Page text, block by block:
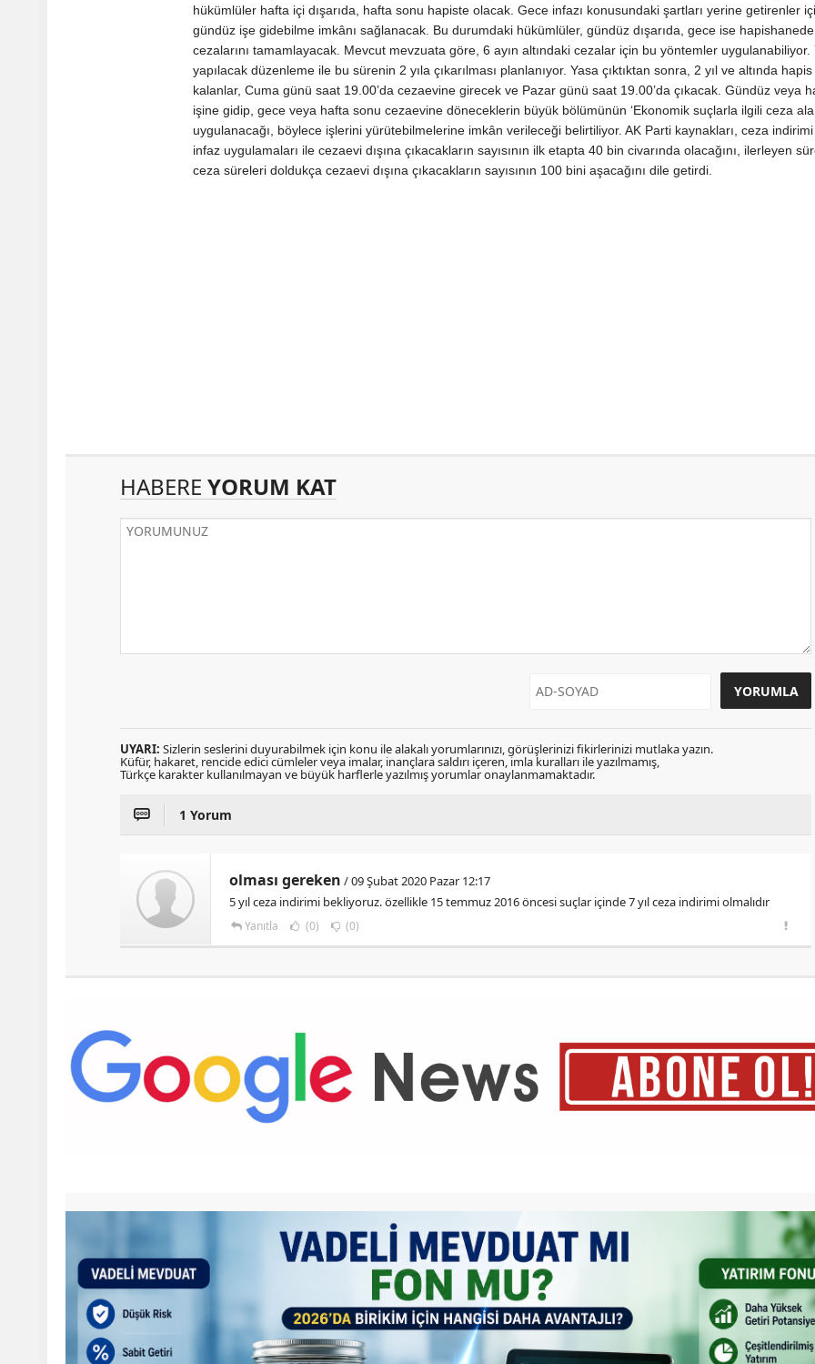
hükümlüler hafta içi dışarıda, hafta sonu hapiste olacak. Gece infazı konusundaki şartları yerine getirenler
gündüz işe gidebilme imkânı sağlanacak. Bu durumdaki hükümlüler, gündüz dışarıda, gece ise
cezalarını tamamlayacak. Mevcut mevzuata göre, 6 ayın altındaki cezalar için bu yöntemler uygulanabiliyor.
yapılacak düzenleme ile bu sürenin 2 yıla çıkarılması planlanıyor. Yasa çıktıktan sonra, 2 yıl ve altında hapis
kalanlar, Cuma günü saat 19.00’da cezaevine girecek ve Pazar günü saat 19.00’da çıkacak. Gündüz veya
işine gidip, gece veya hafta sonu cezaevine döneceklerin büyük bölümünün ‘Ekonomik suçlarla ilgili ceza
uygulanacağı, böylece işlerini yürütebilmelerine imkân verileceği belirtiliyor. AK Parti kaynakları, ceza indirimi
infaz uygulamaları ile cezaevi dışına çıkacakların sayısının ilk etapta 40 bin civarında olacağını, ilerleyen
ceza süreleri doldukça cezaevi dışına çıkacakların sayısının 100 bini aşacağını dile getirdi.
HABERE YORUM KAT
UYARI: Sizlerin seslerini duyurabilmek için konu ile alakalı yorumlarınızı, görüşlerinizi fikirlerinizi mutlaka yazın.
Küfür, hakaret, rencide edici cümleler veya imalar, inançlara saldırı içeren, imla kuralları ile yazılmamış,
Türkçe karakter kullanılmayan ve büyük harflerle yazılmış yorumlar onaylanmamaktadır.
1 Yorum
olması gereken / 09 Şubat 2020 Pazar 12:17
5 yıl ceza indirimi bekliyoruz. özellikle 15 temmuz 2016 öncesi suçlar içinde 7 yıl ceza indirimi olmalıdır
Yanıtla (0) (0)